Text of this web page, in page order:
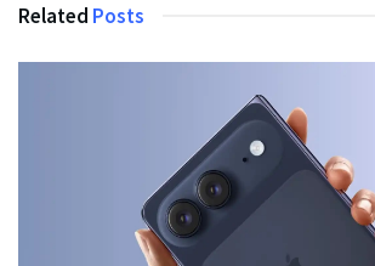
Related Posts